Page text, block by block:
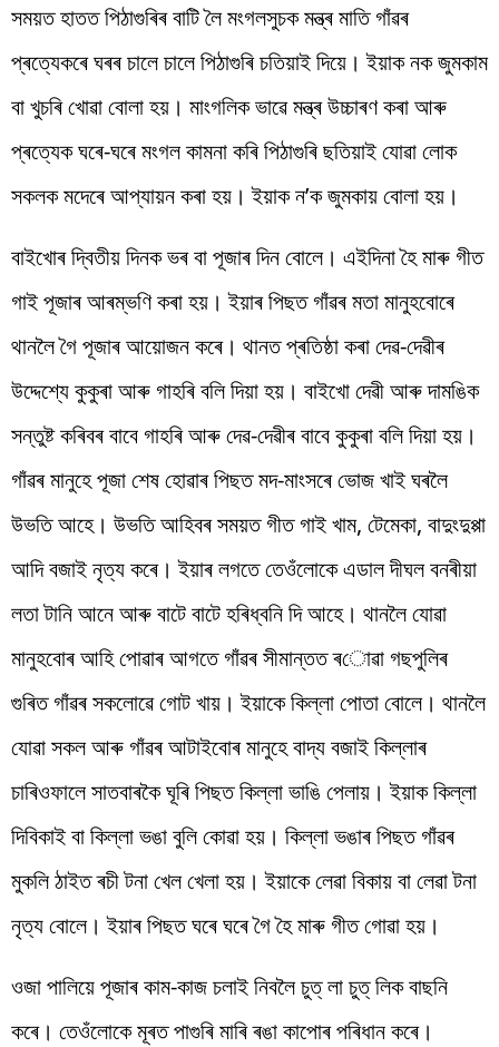
সময়ত হাতত পিঠাগুৰিৰ বাটি লৈ মংগলসুচক মন্ত্ৰ মাতি গাঁৱৰ
প্ৰত্যেকৰে ঘৰৰ চালে চালে পিঠাগুৰি চতিয়াই দিয়ে। ইয়াক নক জুমকাম
বা খুচৰি খোৱা বোলা হয়। মাংগলিক ভাৱে মন্ত্ৰ উচ্চাৰণ কৰা আৰু
প্ৰত্যেক ঘৰে-ঘৰে মংগল কামনা কৰি পিঠাগুৰি ছতিয়াই যোৱা লোক
সকলক মদেৰে আপ্যায়ন কৰা হয়। ইয়াক ন’ক জুমকায় বোলা হয়।
বাইখোৰ দ্বিতীয় দিনক ভৰ বা পূজাৰ দিন বোলে। এইদিনা হৈ মাৰু গীত
গাই পূজাৰ আৰম্ভণি কৰা হয়। ইয়াৰ পিছত গাঁৱৰ মতা মানুহবোৰে
থানলৈ গৈ পূজাৰ আয়োজন কৰে। থানত প্ৰতিষ্ঠা কৰা দেৱ-দেৱীৰ
উদ্দেশ্যে কুকুৰা আৰু গাহৰি বলি দিয়া হয়। বাইখো দেৱী আৰু দামঙিক
সন্তুষ্ট কৰিবৰ বাবে গাহৰি আৰু দেৱ-দেৱীৰ বাবে কুকুৰা বলি দিয়া হয়।
গাঁৱৰ মানুহে পূজা শেষ হোৱাৰ পিছত মদ-মাংসৰে ভোজ খাই ঘৰলৈ
উভতি আহে। উভতি আহিবৰ সময়ত গীত গাই খাম, টেমেকা, বাদুংদুপ্পা
আদি বজাই নৃত্য কৰে। ইয়াৰ লগতে তেওঁলোকে এডাল দীঘল বনৰীয়া
লতা টানি আনে আৰু বাটে বাটে হৰিধ্বনি দি আহে। থানলৈ যোৱা
মানুহবোৰ আহি পোৱাৰ আগতে গাঁৱৰ সীমান্তত ৰোৱা গছপুলিৰ
গুৰিত গাঁৱৰ সকলোৱে গোট খায়। ইয়াকে কিল্লা পোতা বোলে। থানলৈ
যোৱা সকল আৰু গাঁৱৰ আটাইবোৰ মানুহে বাদ্য বজাই কিল্লাৰ
চাৰিওফালে সাতবাৰকৈ ঘূৰি পিছত কিল্লা ভাঙি পেলায়। ইয়াক কিল্লা
দিবিকাই বা কিল্লা ভঙা বুলি কোৱা হয়। কিল্লা ভঙাৰ পিছত গাঁৱৰ
মুকলি ঠাইত ৰচী টনা খেল খেলা হয়। ইয়াকে লেৱা বিকায় বা লেৱা টনা
নৃত্য বোলে। ইয়াৰ পিছত ঘৰে ঘৰে গৈ হৈ মাৰু গীত গোৱা হয়।
ওজা পালিয়ে পূজাৰ কাম-কাজ চলাই নিবলৈ চুত্ লা চুত্ লিক বাছনি
কৰে। তেওঁলোকে মূৰত পাগুৰি মাৰি ৰঙা কাপোৰ পৰিধান কৰে।